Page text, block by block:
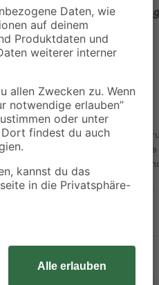
14 Stück
69€
mm 69
senken sich Innentüren
gefertigten
aufsetzenden Tür herzustellen